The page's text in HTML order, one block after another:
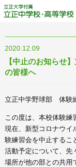
2020.12.09
【中止のお知らせ
の皆様へ
立正中学野球部 体験
この度は、本校体験練
現在、新型コロナウイ
験練習会を中止するこ
活動予定について、先
場所が他の部との共用